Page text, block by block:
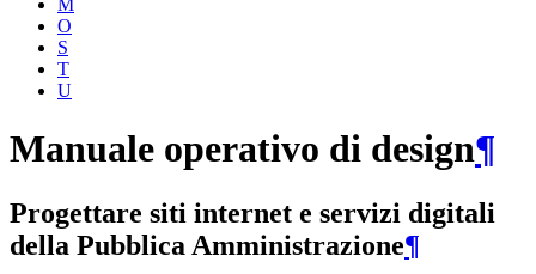
M
O
S
T
U
Manuale operativo di design¶
Progettare siti internet e servizi digitali
della Pubblica Amministrazione¶